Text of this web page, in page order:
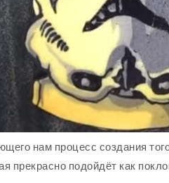
нам процесс создания
прекрасно подойдёт как